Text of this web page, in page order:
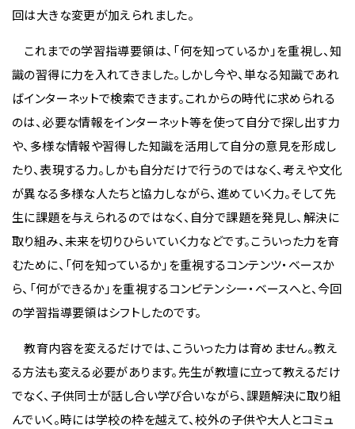
回は大きな変更が加えられました。
これまでの学習指導要領は、「何を知っているか」を重視し、知
識の習得に力を入れてきました。しかし今や、単なる知識であれ
ばインターネットで検索できます。これからの時代に求められる
のは、必要な情報をインターネット等を使って自分で探し出す力
や、多様な情報や習得した知識を活用して自分の意見を形成し
たり、表現する力。しかも自分だけで行うのではなく、考えや文化
が異なる多様な人たちと協力しながら、進めていく力。そして先
生に課題を与えられるのではなく、自分で課題を発見し、解決に
取り組み、未来を切りひらいていく力などです。こういった力を育
むために、「何を知っているか」を重視するコンテンツ・ベースか
ら、「何ができるか」を重視するコンピテンシー・ベースへと、今回
の学習指導要領はシフトしたのです。
教育内容を変えるだけでは、こういった力は育めません。教え
る方法も変える必要があります。先生が教壇に立って教えるだけ
でなく、子供同士が話し合い学び合いながら、課題解決に取り組
んでいく。時には学校の枠を越えて、校外の子供や大人とコミュ